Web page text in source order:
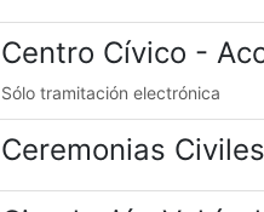
Centro Cívico -
Sólo tramitación electrónica
Ceremonias Civiles